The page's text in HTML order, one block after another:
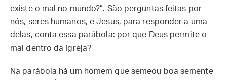
existe o mal no mundo?”. São perguntas feitas por
nós, seres humanos, e Jesus, para responder a uma
delas, conta essa parábola: por que Deus permite o
mal dentro da Igreja?
Na parábola há um homem que semeou boa semente